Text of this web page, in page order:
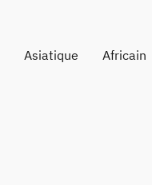
Asiatique Africain